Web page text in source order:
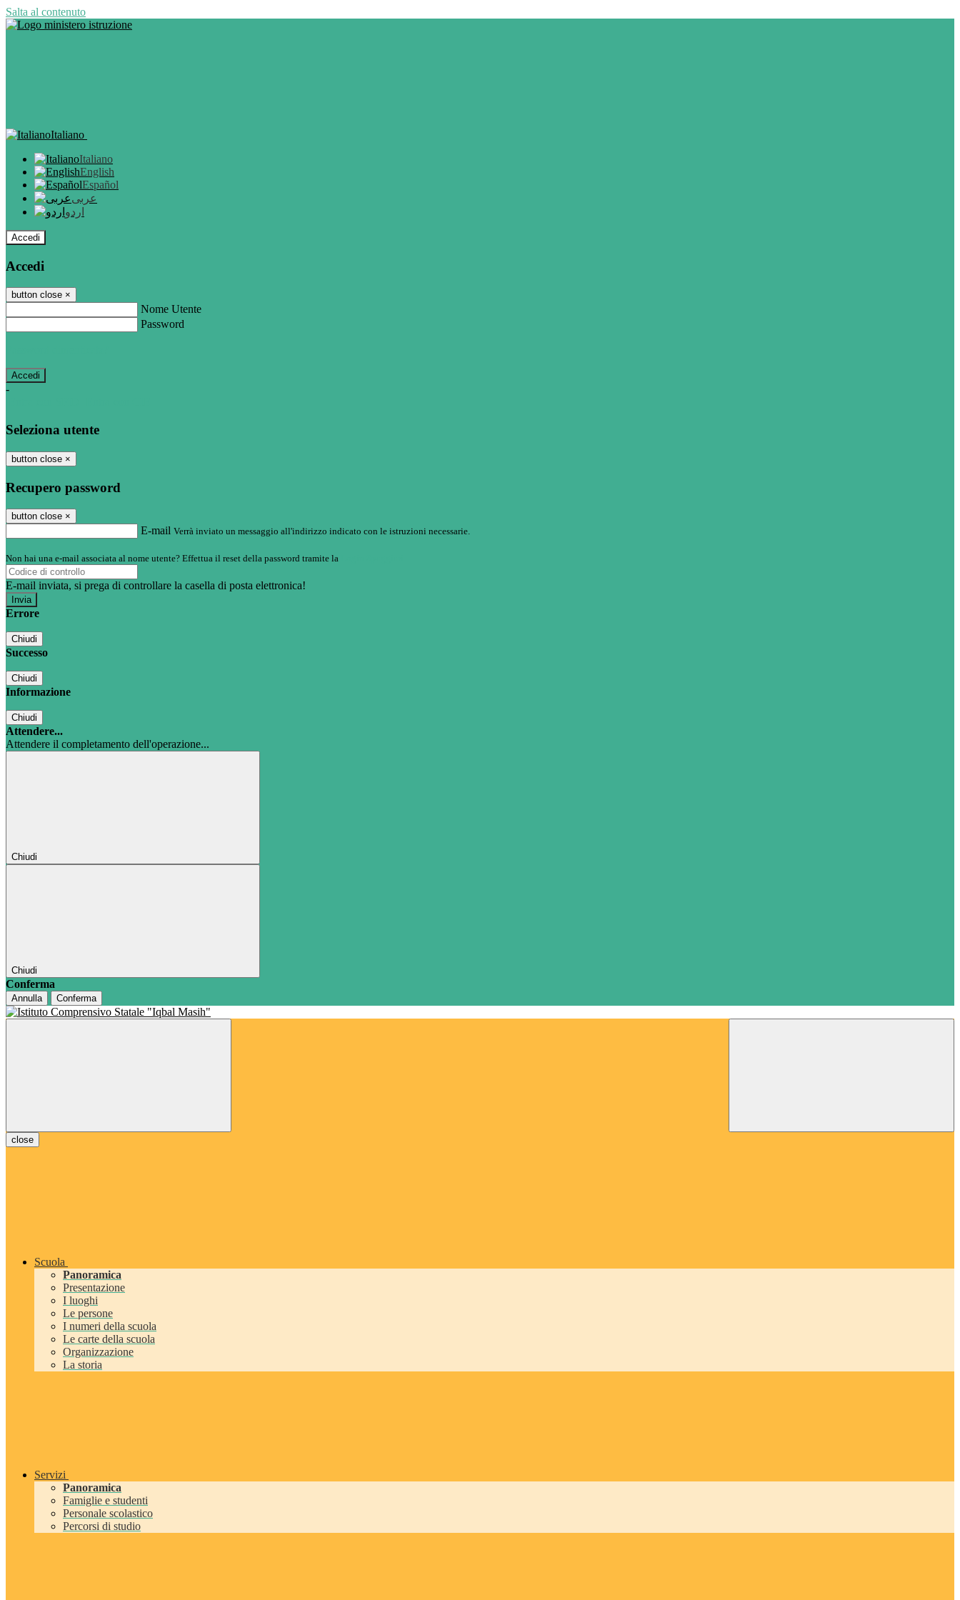
Salta al contenuto
Italiano
Italiano
English
Español
عربى
اردو
Accedi
Accedi
button close ×
Nome Utente
Password
-
Seleziona utente
button close ×
Recupero password
button close ×
E-mail Verrà inviato un messaggio all'indirizzo indicato con le istruzioni necessarie.
Non hai una e-mail associata al nome utente? Effettua il reset della password tramite la
E-mail inviata, si prega di controllare la casella di posta elettronica!
Errore
Chiudi
Successo
Chiudi
Informazione
Chiudi
Attendere...
Attendere il completamento dell'operazione...
Chiudi
Chiudi
Conferma
Annulla Conferma
close
Scuola
Panoramica
Presentazione
I luoghi
Le persone
I numeri della scuola
Le carte della scuola
Organizzazione
La storia
Servizi
Panoramica
Famiglie e studenti
Personale scolastico
Percorsi di studio